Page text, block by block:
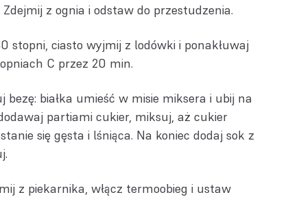
z ognia i odstaw do przestudzenia.
stopni, ciasto wyjmij z lodówki i ponakłuwaj
C przez 20 min.
białka umieść w misie miksera i ubij na
partiami cukier, miksuj, aż cukier
się gęsta i lśniąca. Na koniec dodaj sok z
z piekarnika, włącz termoobieg i ustaw